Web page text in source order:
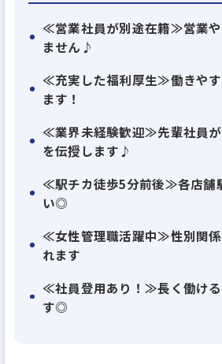
資格を活かして経験を積める！
下記業務をお願いします♪
⭐宅建事務（重説／賃貸借契約）
⭐店舗アシスタント業務
＊営業社員がいる店舗へ配属され
≪この求人のポイント≫
✔️高時給1600円スタート♪
✔️20代・30代・40代・50代・60
方が大活躍！
✔️服装はオフィスカジュアルOK
≪営業社員が別途在籍≫営業や
ません♪
≪充実した福利厚生≫働きやす
ます！
≪業界未経験歓迎≫先輩社員
を伝授します♪
≪駅チカ徒歩5分前後≫各店舗
い◎
≪女性管理職活躍中≫性別関
れます
≪社員登用あり！≫長く働ける
す◎